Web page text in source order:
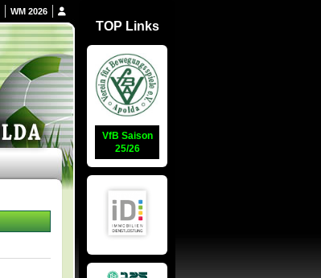
WM 2026
TOP Links
VfB Saison
25/26